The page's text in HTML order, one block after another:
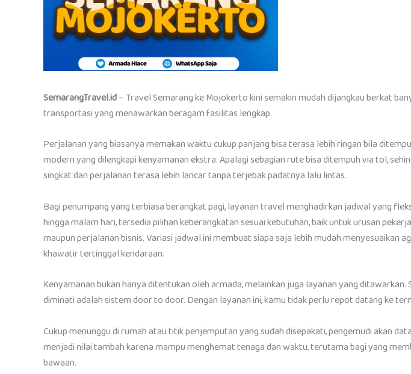
SemarangTravel.id– Travel Semarang ke Mojokerto kini semakin mudah dijangkau berkat
transportasi yang menawarkan beragam fasilitas lengkap.
Perjalanan yang biasanya memakan waktu cukup panjang bisa terasa lebih ringan bila
modern yang dilengkapi kenyamanan ekstra. Apalagi sebagian rute bisa ditempuh via tol,
singkat dan perjalanan terasa lebih lancar tanpa terjebak padatnya lalu lintas.
Bagi penumpang yang terbiasa berangkat pagi, layanan travel menghadirkan jadwal yang
hingga malam hari, tersedia pilihan keberangkatan sesuai kebutuhan, baik untuk urusan
maupun perjalanan bisnis. Variasi jadwal ini membuat siapa saja lebih mudah menyesuaikan
khawatir tertinggal kendaraan.
Kenyamanan bukan hanya ditentukan oleh armada, melainkan juga layanan yang ditawarkan.
diminati adalah sistem door to door. Dengan layanan ini, kamu tidak perlu repot datang ke
Cukup menunggu di rumah atau titik penjemputan yang sudah disepakati, pengemudi akan
menjadi nilai tambah karena mampu menghemat tenaga dan waktu, terutama bagi yang
bawaan.